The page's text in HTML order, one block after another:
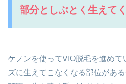
部分としぶとく生えて
ケノンを使ってVIO脱毛を進めて
ズに生えてこなくなる部位があ